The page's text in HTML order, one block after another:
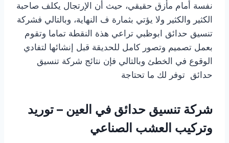
نفسة أمام مأزق حقيقي، حيث أن الإرتجال يكلف صاحبة
الكثير والكثير ولا يؤتي بثمارة ف النهاية، وبالتالي فشركة
تنسيق حدائق ابوظبي تراعي هذة النقطة تماما وتقوم
بعمل تصميم وتصور كامل للحديقة قبل إنشائها لتفادي
الوقوع في الخطئ وبالتالي فإن نتائج شركة تنسيق
حدائق توفر لك ما تحتاجة
شركة تنسيق حدائق في العين – توريد
وتركيب العشب الصناعي